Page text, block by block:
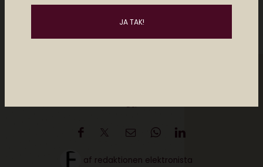
Del
af redaktionen elektronista